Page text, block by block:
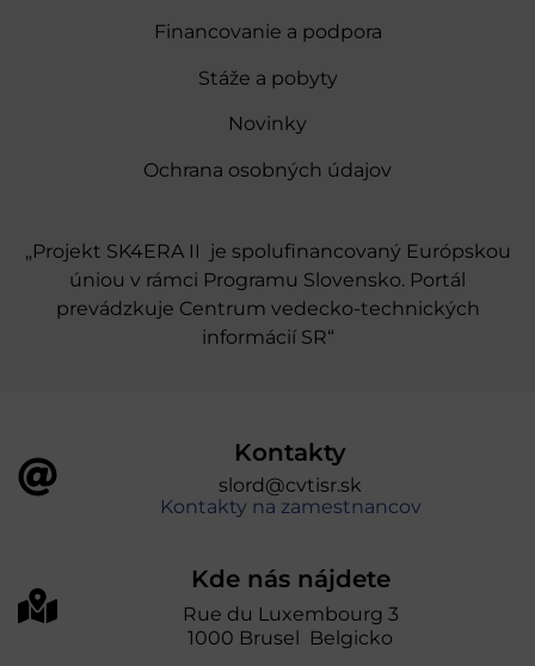
Financovanie a podpora
Stáže a pobyty
Novinky
Ochrana osobných údajov
„Projekt SK4ERA II je spolufinancovaný Európskou
úniou v rámci Programu Slovensko. Portál
prevádzkuje Centrum vedecko-technických
informácií SR“
Kontakty
slord@cvtisr.sk
Kontakty na zamestnancov
Kde nás nájdete
Rue du Luxembourg 3
1000 Brusel Belgicko